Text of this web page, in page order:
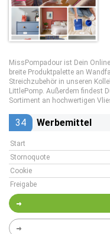
MissPompadour ist Dein
breite Produktpalette an
Streichzubehör in unseren
LittlePomp. Außerdem findest
Sortiment an hochwertigen
34 Werbemittel
Start
Stornoquote
Cookie
Freigabe